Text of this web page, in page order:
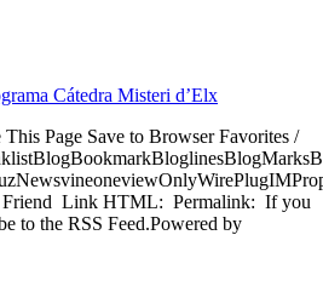
Cátedra Misteri d’Elx
Page Save to Browser Favorites /
Friend Link HTML: Permalink: If you
to the RSS Feed.Powered by